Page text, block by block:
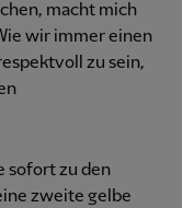
macht mich
wir immer einen
zu sein,
sofort zu den
zweite gelbe